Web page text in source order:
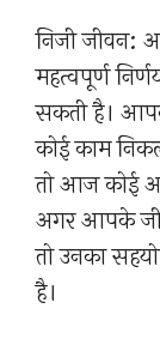
निजी जीवन:
महत्वपूर्ण
सकती है।
कोई काम
तो आज कोई
अगर आपके
तो उनका
है।